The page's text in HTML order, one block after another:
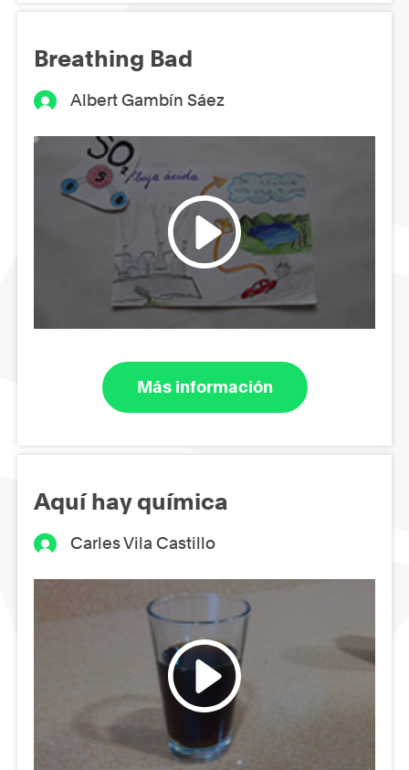
Breathing Bad
Albert Gambín Sáez
Más información
Aquí hay química
Carles Vila Castillo